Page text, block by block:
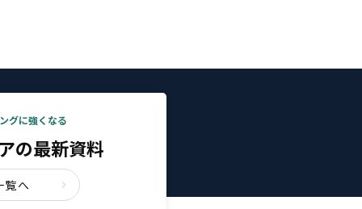
グに強くなる
の最新資料
覧へ